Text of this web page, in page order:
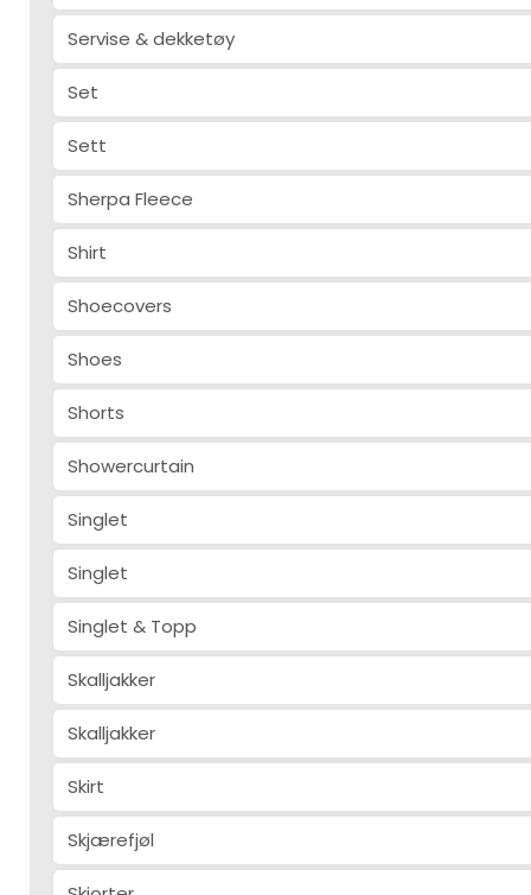
Servise & dekketøy
Set
Sett
Sherpa Fleece
Shirt
Shoecovers
Shoes
Shorts
Showercurtain
Singlet
Singlet
Singlet & Topp
Skalljakker
Skalljakker
Skirt
Skjærefjøl